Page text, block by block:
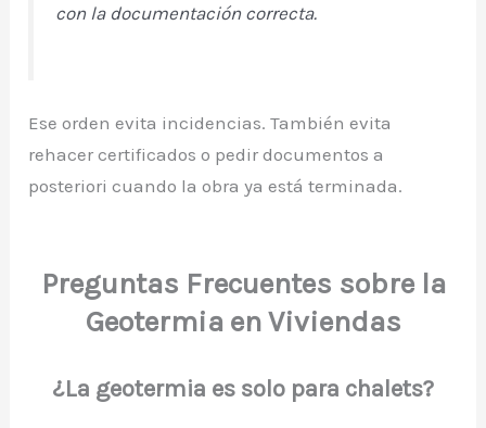
con la documentación correcta.
Ese orden evita incidencias. También evita
rehacer certificados o pedir documentos a
posteriori cuando la obra ya está terminada.
Preguntas Frecuentes sobre la
Geotermia en Viviendas
¿La geotermia es solo para chalets?